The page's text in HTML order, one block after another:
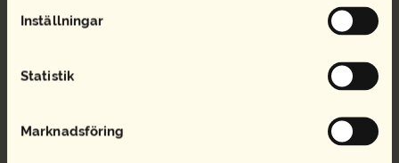
Inställningar
Statistik
Marknadsföring
LANDGÅNG OCH SNITTAR
FÖRETAGSCATERING
LUNCH OCH SALLADER